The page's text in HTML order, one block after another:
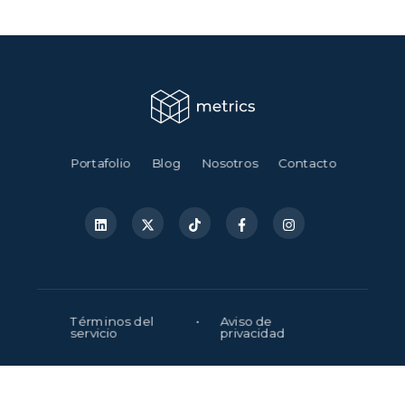
Portafolio Blog Nosotros Contacto
Términos del
servicio
•
Aviso de
privacidad